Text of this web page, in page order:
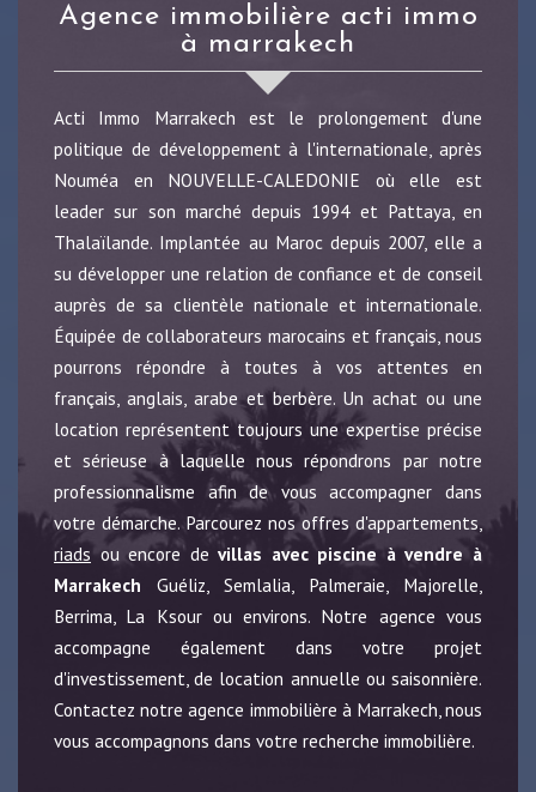
agence immobilière acti immo
à marrakech
Acti Immo Marrakech est le prolongement d'une
politique de développement à l'internationale, après
Nouméa en NOUVELLE-CALEDONIE où elle est
leader sur son marché depuis 1994 et Pattaya, en
Thalaïlande. Implantée au Maroc depuis 2007, elle a
su développer une relation de confiance et de conseil
auprès de sa clientèle nationale et internationale.
Équipée de collaborateurs marocains et français, nous
pourrons répondre à toutes à vos attentes en
français, anglais, arabe et berbère. Un achat ou une
location représentent toujours une expertise précise
et sérieuse à laquelle nous répondrons par notre
professionnalisme afin de vous accompagner dans
votre démarche. Parcourez nos offres d'appartements,
riads ou encore devillas avec piscine à vendre à
Marrakech Guéliz, Semlalia, Palmeraie, Majorelle,
Berrima, La Ksour ou environs. Notre agence vous
accompagne également dans votre projet
d'investissement, de location annuelle ou saisonnière.
Contactez notre agence immobilière à Marrakech, nous
vous accompagnons dans votre recherche immobilière.